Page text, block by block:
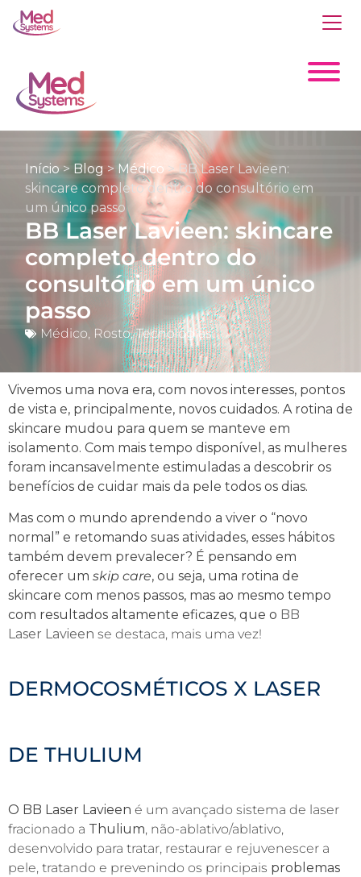
Início> Blog > Médico>BB Laser Lavieen:
skincare completo dentro do consultório em
um único passo
BB Laser Lavieen: skincare
completo dentro do
consultório em um único
passo
Médico, Rosto,Tecnologias
Vivemos uma nova era, com novos interesses, pontos
de vista e, principalmente, novos cuidados. A rotina de
skincare mudou para quem se manteve em
isolamento. Com mais tempo disponível, as mulheres
foram incansavelmente estimuladas a descobrir os
benefícios de cuidar mais da pele todos os dias.
Mas com o mundo aprendendo a viver o “novo
normal” e retomando suas atividades, esses hábitos
também devem prevalecer? É pensando em
oferecer um skip care, ou seja, uma rotina de
skincare com menos passos, mas ao mesmo tempo
com resultados altamente eficazes, que o BB
Laser Lavieen se destaca, mais uma vez!
DERMOCOSMÉTICOS X LASER
DE THULIUM
O BB Laser Lavieen é um avançado sistema de laser
fracionado a Thulium, não-ablativo/ablativo,
desenvolvido para tratar, restaurar e rejuvenescer a
pele, tratando e prevenindo os principais problemas